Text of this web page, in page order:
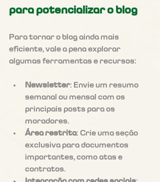
para potencializar o blog
Para tornar o blog ainda mais
eficiente, vale a pena explorar
algumas ferramentas e recursos:
Newsletter: Envie um resumo
semanal ou mensal com os
principais posts para os
moradores.
Área restrita: Crie uma seção
exclusiva para documentos
importantes, como atas e
contratos.